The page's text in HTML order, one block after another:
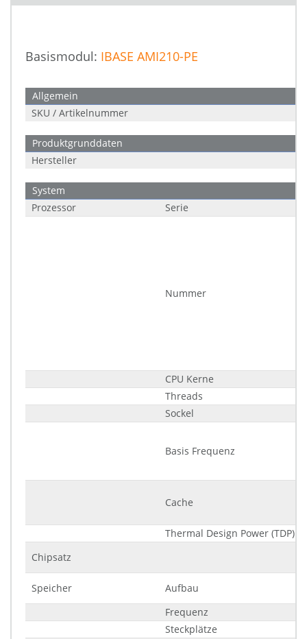
Basismodul: IBASE AMI210-PE
Allgemein
SKU / Artikelnummer
Produktgrunddaten
Hersteller
System
Prozessor
Serie
Nummer
CPU Kerne
Threads
Sockel
Basis Frequenz
Cache
Thermal Design Power (TDP)
Chipsatz
Speicher
Aufbau
Frequenz
Steckplätze